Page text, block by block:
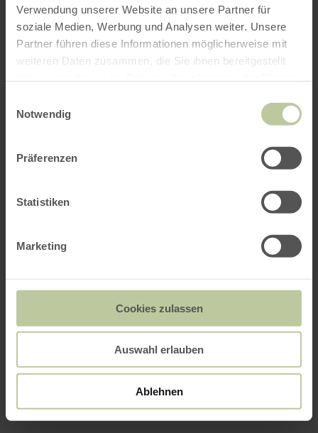
Verwendung unserer Website an unsere Partner für
soziale Medien, Werbung und Analysen weiter. Unsere
Partner führen diese Informationen möglicherweise mit
weiteren Daten zusammen, die Sie ihnen bereitgestellt
Notwendig
Präferenzen
Statistiken
Marketing
Cookies zulassen
Auswahl erlauben
Ablehnen